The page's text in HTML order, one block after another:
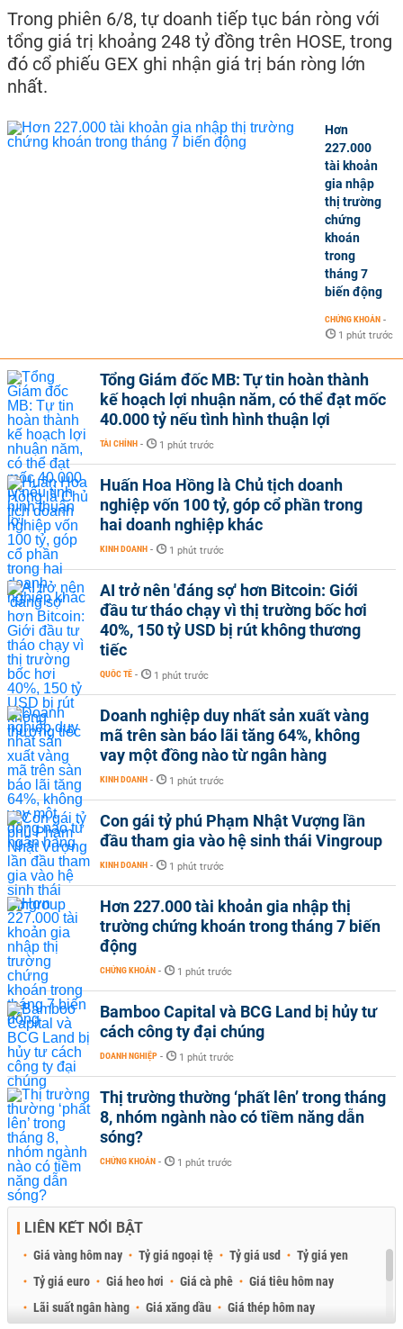
Trong phiên 6/8, tự doanh tiếp tục bán ròng với
tổng giá trị khoảng 248 tỷ đồng trên HOSE, trong
đó cổ phiếu GEX ghi nhận giá trị bán ròng lớn
nhất.
Hơn
227.000
tài khoản
gia nhập
thị trường
chứng
khoán
trong
tháng 7
biến động
CHỨNG KHOÁN -
1 phút trước
Tổng Giám đốc MB: Tự tin hoàn thành
kế hoạch lợi nhuận năm, có thể đạt mốc
40.000 tỷ nếu tình hình thuận lợi
TÀI CHÍNH - 1 phút trước
Huấn Hoa Hồng là Chủ tịch doanh
nghiệp vốn 100 tỷ, góp cổ phần trong
hai doanh nghiệp khác
KINH DOANH - 1 phút trước
AI trở nên 'đáng sợ' hơn Bitcoin: Giới
đầu tư tháo chạy vì thị trường bốc hơi
40%, 150 tỷ USD bị rút không thương
tiếc
QUỐC TẾ - 1 phút trước
Doanh nghiệp duy nhất sản xuất vàng
mã trên sàn báo lãi tăng 64%, không
vay một đồng nào từ ngân hàng
KINH DOANH - 1 phút trước
Con gái tỷ phú Phạm Nhật Vượng lần
đầu tham gia vào hệ sinh thái Vingroup
KINH DOANH - 1 phút trước
Hơn 227.000 tài khoản gia nhập thị
trường chứng khoán trong tháng 7 biến
động
CHỨNG KHOÁN - 1 phút trước
Bamboo Capital và BCG Land bị hủy tư
cách công ty đại chúng
DOANH NGHIỆP - 1 phút trước
Thị trường thường ‘phất lên’ trong tháng
8, nhóm ngành nào có tiềm năng dẫn
sóng?
CHỨNG KHOÁN - 1 phút trước
LIÊN KẾT NỔI BẬT
Giá vàng hôm nay Tỷ giá ngoại tệ Tỷ giá usd
Tỷ giá yen
Tỷ giá euro
Giá heo hơi Giá cà phê
Giá tiêu hôm nay
Lãi suất ngân hàng
Giá xăng dầu
Giá thép hôm nay